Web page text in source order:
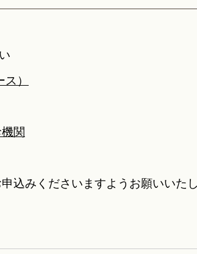
）
関
込みくださいますようお願いいた